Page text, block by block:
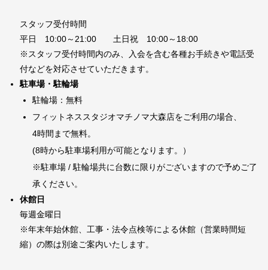
スタッフ受付時間
平日 10:00～21:00 土日祝 10:00～18:00
※スタッフ受付時間内のみ、入会を含む各種お手続きや電話受
付などを対応させていただきます。
駐車場・駐輪場
駐輪場：無料
フィットネススタジオマチノマ大森店をご利用の場合、
4時間まで無料。
(8時から駐車場利用が可能となります。）
※駐車場 / 駐輪場共に台数に限りがございますので予めご了
承ください。
休館日
毎週金曜日
※年末年始休館、工事・法令点検等による休館（営業時間短
縮）の際は別途ご案内いたします。